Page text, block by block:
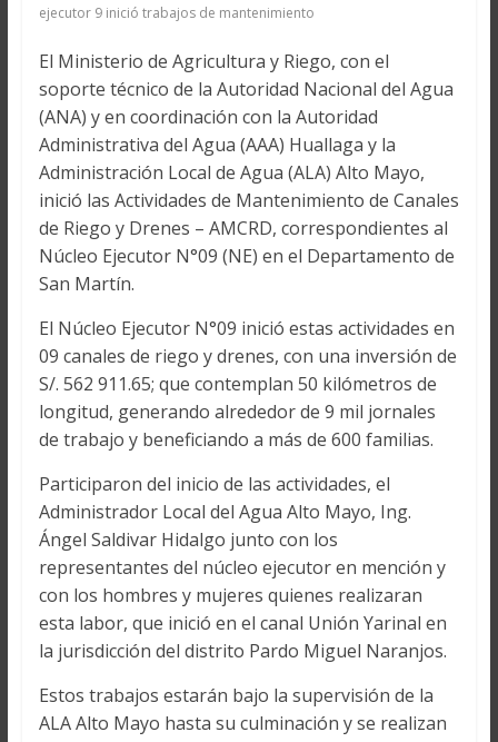
ejecutor 9 inició trabajos de mantenimiento
El Ministerio de Agricultura y Riego, con el
soporte técnico de la Autoridad Nacional del Agua
(ANA) y en coordinación con la Autoridad
Administrativa del Agua (AAA) Huallaga y la
Administración Local de Agua (ALA) Alto Mayo,
inició las Actividades de Mantenimiento de Canales
de Riego y Drenes – AMCRD, correspondientes al
Núcleo Ejecutor N°09 (NE) en el Departamento de
San Martín.
El Núcleo Ejecutor N°09 inició estas actividades en
09 canales de riego y drenes, con una inversión de
S/. 562 911.65; que contemplan 50 kilómetros de
longitud, generando alrededor de 9 mil jornales
de trabajo y beneficiando a más de 600 familias.
Participaron del inicio de las actividades, el
Administrador Local del Agua Alto Mayo, Ing.
Ángel Saldivar Hidalgo junto con los
representantes del núcleo ejecutor en mención y
con los hombres y mujeres quienes realizaran
esta labor, que inició en el canal Unión Yarinal en
la jurisdicción del distrito Pardo Miguel Naranjos.
Estos trabajos estarán bajo la supervisión de la
ALA Alto Mayo hasta su culminación y se realizan